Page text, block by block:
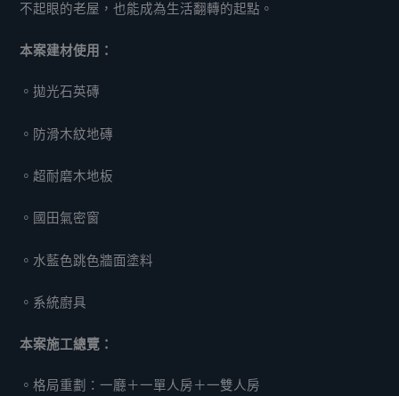
不起眼的老屋，也能成為生活翻轉的起點。
本案建材使用：
。拋光石英磚
。防滑木紋地磚
。超耐磨木地板
。國田氣密窗
。水藍色跳色牆面塗料
。系統廚具
本案施工總覽：
。格局重劃：一廳＋一單人房＋一雙人房